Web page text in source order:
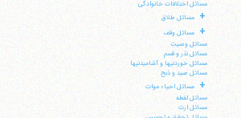
مسائل اختلافات خانوادگی
+ مسائل طلاق
+
مسائل وقف
مسائل وصیت
مسائل نذر و قسم
مسائل خوردنیها و آشامیدنیها
مسائل صید و ذبح
+
مسائل احیاء موات
مسائل لقطه
مسائل ارث